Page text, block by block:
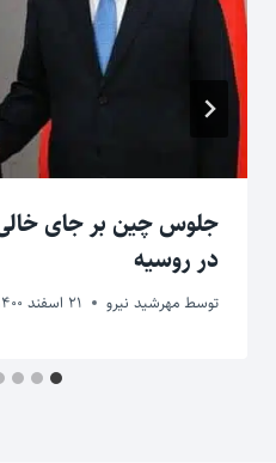
جلوس چین بر جای
در روسیه
توسط مهرشید نیرو 21 اسفند 1400